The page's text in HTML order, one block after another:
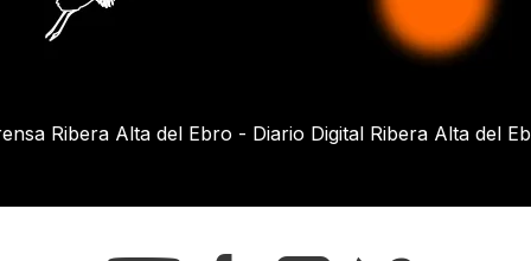
Ribera Alta del Ebro - Diario Digital Ribera Alta del